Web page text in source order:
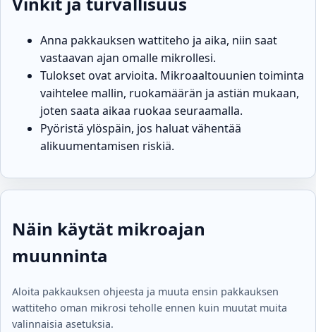
Anna pakkauksen wattiteho ja aika, niin saat
vastaavan ajan omalle mikrollesi.
Tulokset ovat arvioita. Mikroaaltouunien toiminta
vaihtelee mallin, ruokamäärän ja astiän mukaan,
joten saata aikaa ruokaa seuraamalla.
Pyöristä ylöspäin, jos haluat vähentää
alikuumentamisen riskiä.
Näin käytät mikroajan
muunninta
Aloita pakkauksen ohjeesta ja muuta ensin pakkauksen
wattiteho oman mikrosi teholle ennen kuin muutat muita
valinnaisia asetuksia.